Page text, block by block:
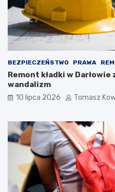
BEZPIECZEŃSTWO PRAWA
Remont kładki w Darłowie
wandalizm
10 lipca 2026 Tomasz